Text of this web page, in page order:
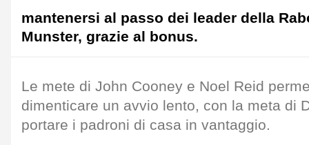
mantenersi al passo dei leader della
Munster, grazie al bonus.
Le mete di John Cooney e Noel Reid
dimenticare un avvio lento, con la meta di
portare i padroni di casa in vantaggio.